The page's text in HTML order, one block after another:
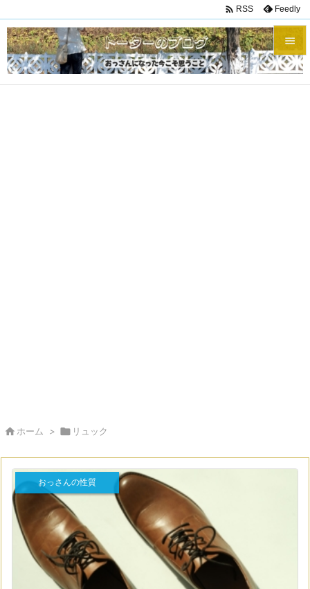


メニュ
 RSS Feedly
 ホーム >  リュック
おっさんの性質